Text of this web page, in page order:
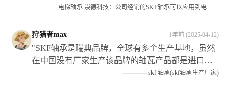
和维修过程中应注意检查曳引轮等关键部件的磨损
———— 电梯轴承 崇德科技：公司经销的SKF轴承可以应用到电梯设备中
狩猎者max 1年前 (2025-04-12)
"SKF轴承是瑞典品牌，全球有多个生产基地，虽然
在中国没有厂家生产该品牌的轴瓦产品都是进口的
但需要注意仿造品较多需要谨慎选择购买渠道以确
————skf 轴承(skf轴承生产厂家)